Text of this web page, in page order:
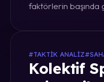
faktörlerin başında
#TAKTIK ANALIZ
Kolektif